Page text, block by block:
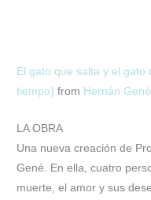
El gato que salta y el gato
tiempo) from Hernán Gené
LA OBRA
Una nueva creación de
Gené. En ella, cuatro
muerte, el amor y sus